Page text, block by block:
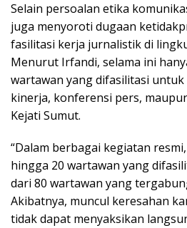
Selain persoalan etika
juga menyoroti dugaan
fasilitasi kerja jurnalistik di
Menurut Irfandi, selama ini
wartawan yang difasilitasi
kinerja, konferensi pers,
Kejati Sumut.
“Dalam berbagai kegiatan
hingga 20 wartawan yang
dari 80 wartawan yang
Akibatnya, muncul keresahan
tidak dapat menyaksikan